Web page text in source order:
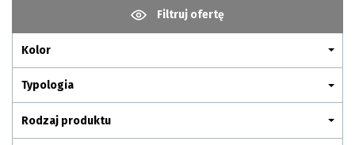
Filtruj ofertę
Kolor
Typologia
Rodzaj produktu
Gdzie kupić
Pliki do pobrania
Pytania i odpowiedzi
Kariera
Kontakt